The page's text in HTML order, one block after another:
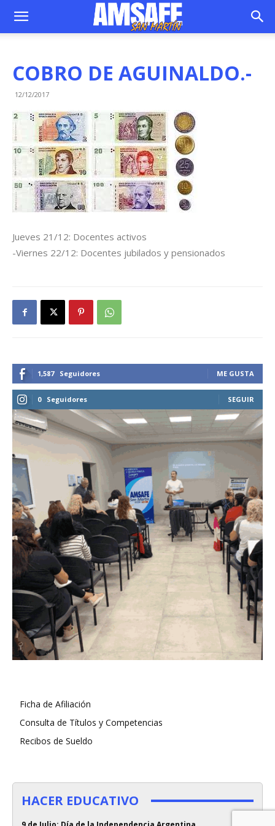
COBRO DE AGUINALDO.-
12/12/2017
Jueves 21/12: Docentes activos
-Viernes 22/12: Docentes jubilados y pensionados
1,587 Seguidores ME GUSTA
0 Seguidores SEGUIR
Ficha de Afiliación
Consulta de Títulos y Competencias
Recibos de Sueldo
HACER EDUCATIVO